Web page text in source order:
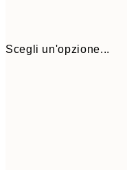
Scegli un'opzione...